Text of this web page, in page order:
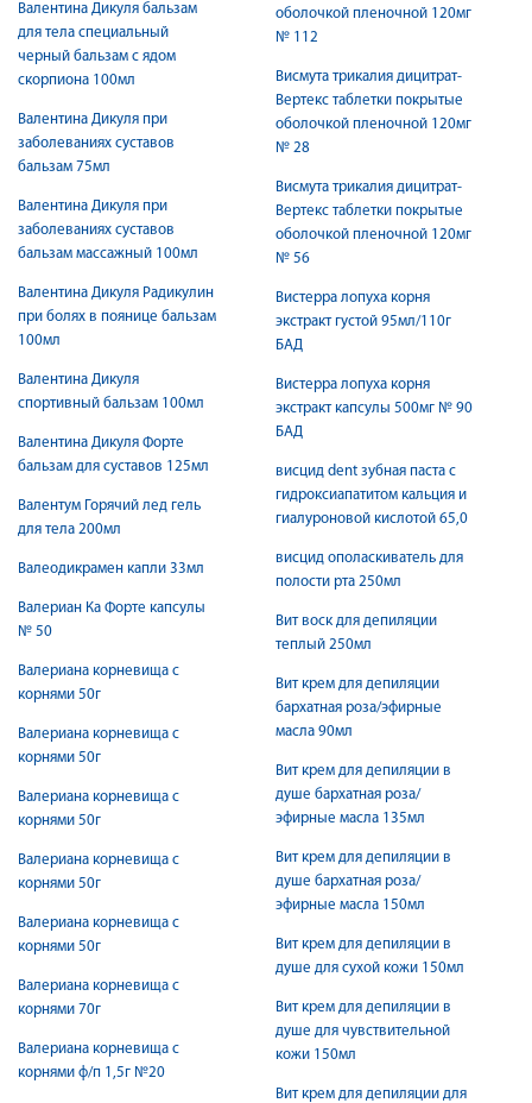
Валентина Дикуля бальзам
для тела специальный
черный бальзам с ядом
скорпиона 100мл
Валентина Дикуля при
заболеваниях суставов
бальзам 75мл
Валентина Дикуля при
заболеваниях суставов
бальзам массажный 100мл
Валентина Дикуля Радикулин
при болях в поянице бальзам
100мл
Валентина Дикуля
спортивный бальзам 100мл
Валентина Дикуля Форте
бальзам для суставов 125мл
Валентум Горячий лед гель
для тела 200мл
Валеодикрамен капли 33мл
Валериан Ка Форте капсулы
№ 50
Валериана корневища с
корнями 50г
Валериана корневища с
корнями 50г
Валериана корневища с
корнями 50г
Валериана корневища с
корнями 50г
Валериана корневища с
корнями 50г
Валериана корневища с
корнями 70г
Валериана корневища с
корнями ф/п 1,5г №20
оболочкой пленочной 120мг
№ 112
Висмута трикалия дицитрат-
Вертекс таблетки покрытые
оболочкой пленочной 120мг
№ 28
Висмута трикалия дицитрат-
Вертекс таблетки покрытые
оболочкой пленочной 120мг
№ 56
Вистерра лопуха корня
экстракт густой 95мл/110г
БАД
Вистерра лопуха корня
экстракт капсулы 500мг № 90
БАД
висцид dent зубная паста с
гидроксиапатитом кальция и
гиалуроновой кислотой 65,0
висцид ополаскиватель для
полости рта 250мл
Вит воск для депиляции
теплый 250мл
Вит крем для депиляции
бархатная роза/эфирные
масла 90мл
Вит крем для депиляции в
душе бархатная роза/
эфирные масла 135мл
Вит крем для депиляции в
душе бархатная роза/
эфирные масла 150мл
Вит крем для депиляции в
душе для сухой кожи 150мл
Вит крем для депиляции в
душе для чувствительной
кожи 150мл
Вит крем для депиляции для